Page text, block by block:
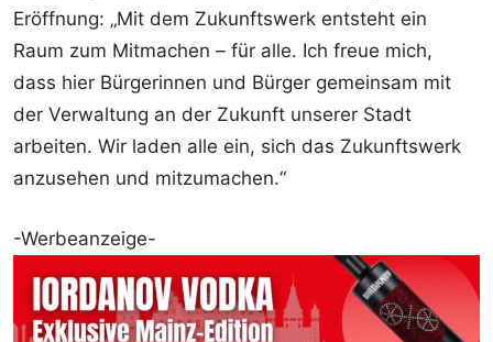
Eröffnung: „Mit dem Zukunftswerk entsteht ein
Raum zum Mitmachen – für alle. Ich freue mich,
dass hier Bürgerinnen und Bürger gemeinsam mit
der Verwaltung an der Zukunft unserer Stadt
arbeiten. Wir laden alle ein, sich das Zukunftswerk
anzusehen und mitzumachen.“
-Werbeanzeige-